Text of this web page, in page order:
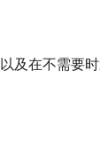
及在不需要